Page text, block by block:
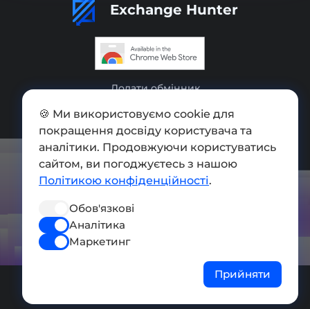
Exchange Hunter
Додати обмінник
Мапа сайту
Press kit
Умови використання
Політика конфіденційності
СОЦ. МЕРЕЖІ
🍪 Ми використовуємо cookie для
покращення досвіду користувача та
аналітики. Продовжуючи користуватись
сайтом, ви погоджуєтесь з нашою
Політикою конфіденційності.
Обов'язкові
Аналітика
Маркетинг
Прийняти